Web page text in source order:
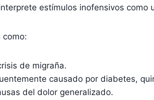
estímulos inofensivos como
como:
de migraña.
causado por diabetes,
del dolor generalizado.